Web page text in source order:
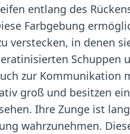
entlang des
Farbgebung
verstecken, in denen
zur Kommunikation
groß und besitzen
Ihre Zunge ist
wahrzunehmen.